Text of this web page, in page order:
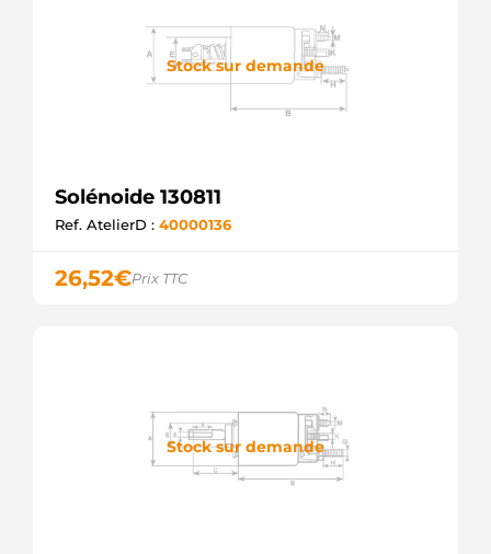
Stock sur demande
Solénoide 130811
Ref. AtelierD : 40000136
26,52€Prix TTC
Stock sur demande